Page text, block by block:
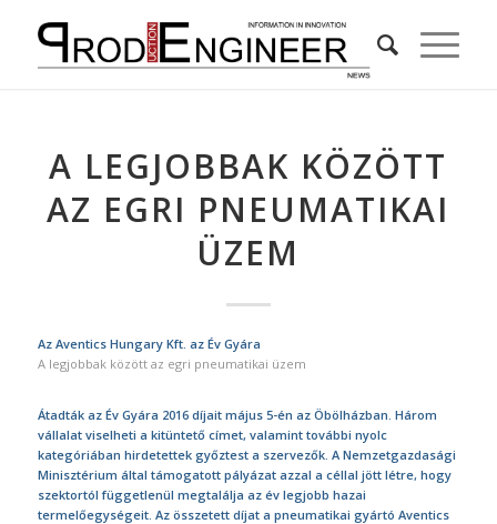
A LEGJOBBAK KÖZÖTT
AZ EGRI PNEUMATIKAI
ÜZEM
Az Aventics Hungary Kft. az Év Gyára
A legjobbak között az egri pneumatikai üzem
Átadták az Év Gyára 2016 díjait május 5-én az Öbölházban. Három
vállalat viselheti a kitüntető címet, valamint további nyolc
kategóriában hirdetettek győztest a szervezők. A Nemzetgazdasági
Minisztérium által támogatott pályázat azzal a céllal jött létre, hogy
szektortól függetlenül megtalálja az év legjobb hazai
termelőegységeit. Az összetett díjat a pneumatikai gyártó Aventics